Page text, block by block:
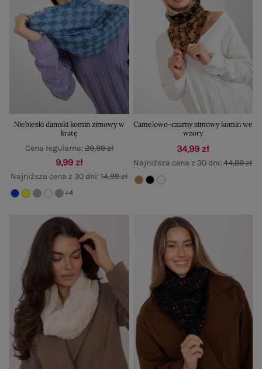
Niebieski damski komin zimowy w
kratę
9,99 zł
Najniższa cena z 30 dni:14,99 zł
Cena regularna:29,99 zł
+4
Camelowo-czarny zimowy komin we
wzory
34,99 zł
Najniższa cena z 30 dni:44,99 zł